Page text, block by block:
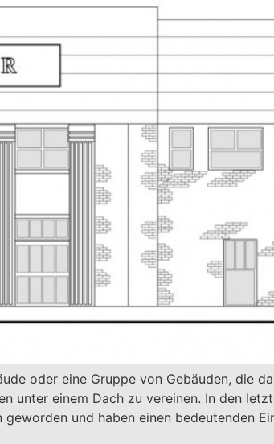
oder eine Gruppe von Gebäuden, die
unter einem Dach zu vereinen. In den
und haben einen bedeutenden